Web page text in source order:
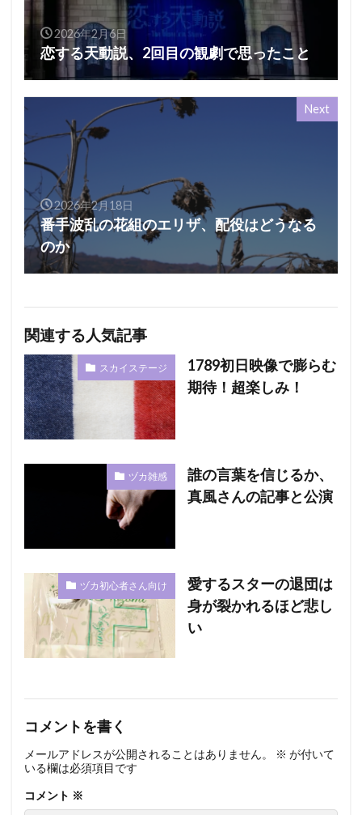
2026年2月6日
恋する天動説、2回目の観劇で思ったこと
Next
2026年2月18日
番手波乱の花組のエリザ、配役はどうなる
のか
関連する人気記事
スカイステージ
1789初日映像で膨らむ
期待！超楽しみ！
ヅカ雑感
誰の言葉を信じるか、
真風さんの記事と公演
ヅカ初心者さん向け
愛するスターの退団は
身が裂かれるほど悲し
い
コメントを書く
メールアドレスが公開されることはありません。 ※ が付いて
いる欄は必須項目です
コメント ※